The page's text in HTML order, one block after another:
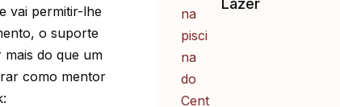
vai permitir-lhe
o suporte
mais do que um
como mentor
Lazer